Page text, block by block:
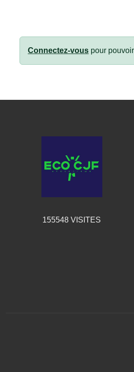
Connectez-vous pour
155548 VISITES